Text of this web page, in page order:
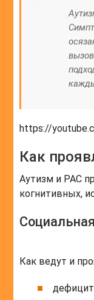
https://
Как
Аутизм и РАС
когнитивных,
Как ведут и